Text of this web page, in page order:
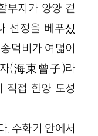
부지가 양양 겉
선정을 베푸싰
덕비가 여덟이
(海東曾子)라
직접 한양 도성
. 수화기 안에서